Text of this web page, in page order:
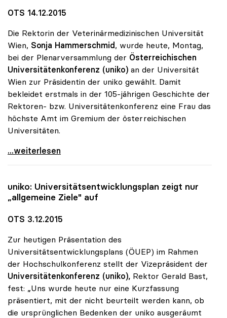
OTS 14.12.2015
Die Rektorin der Veterinärmedizinischen Universität
Wien, Sonja Hammerschmid, wurde heute, Montag,
bei der Plenarversammlung der Österreichischen
Universitätenkonferenz (uniko) an der Universität
Wien zur Präsidentin der uniko gewählt. Damit
bekleidet erstmals in der 105-jährigen Geschichte der
Rektoren- bzw. Universitätenkonferenz eine Frau das
höchste Amt im Gremium der österreichischen
Universitäten.
Sonja Hammerschmid zur Präsidentin der uniko
...weiterlesen
uniko: Universitätsentwicklungsplan zeigt nur
„allgemeine Ziele" auf
OTS 3.12.2015
Zur heutigen Präsentation des
Universitätsentwicklungsplans (ÖUEP) im Rahmen
der Hochschulkonferenz stellt der Vizepräsident der
Universitätenkonferenz (uniko), Rektor Gerald Bast,
fest: „Uns wurde heute nur eine Kurzfassung
präsentiert, mit der nicht beurteilt werden kann, ob
die ursprünglichen Bedenken der uniko ausgeräumt